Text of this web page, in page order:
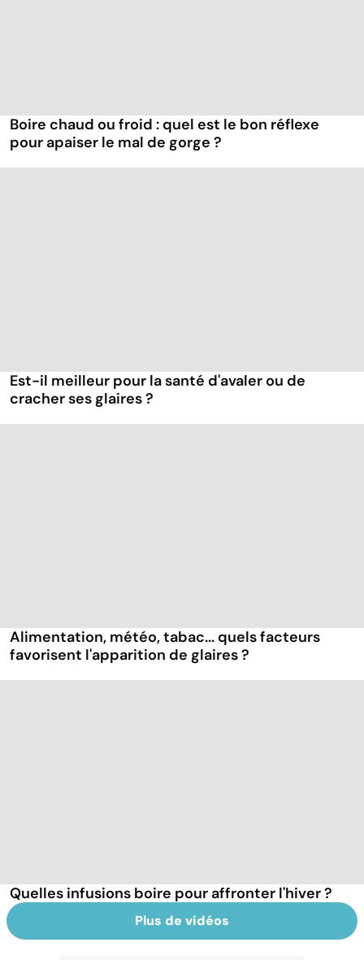
Boire chaud ou froid : quel est le bon réflexe
pour apaiser le mal de gorge ?
Est-il meilleur pour la santé d'avaler ou de
cracher ses glaires ?
Alimentation, météo, tabac... quels facteurs
favorisent l'apparition de glaires ?
Quelles infusions boire pour affronter l'hiver ?
Plus de vidéos